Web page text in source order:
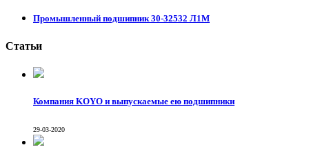
Промышленный подшипник 30-32532 Л1М
Статьи
Компания KOYO и выпускаемые ею подшипники
29-03-2020